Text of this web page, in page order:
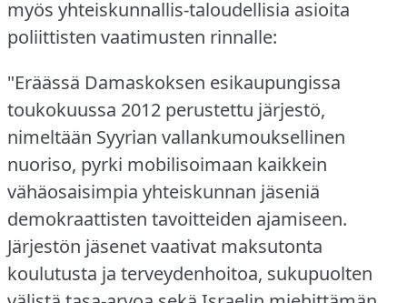
myös yhteiskunnallis-taloudellisia asioita
poliittisten vaatimusten rinnalle:
"Eräässä Damaskoksen esikaupungissa
toukokuussa 2012 perustettu järjestö,
nimeltään Syyrian vallankumouksellinen
nuoriso, pyrki mobilisoimaan kaikkein
vähäosaisimpia yhteiskunnan jäseniä
demokraattisten tavoitteiden ajamiseen.
Järjestön jäsenet vaativat maksutonta
koulutusta ja terveydenhoitoa, sukupuolten